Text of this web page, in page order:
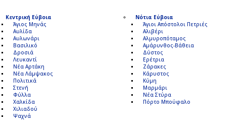
Κεντρική Εύβοια
Άγιος Μηνάς
Αυλίδα
Αυλωνάρι
Βασιλικό
Δροσιά
Λευκαντί
Νέα Αρτάκη
Νέα Λάμψακος
Πολιτικά
Στενή
Φύλλα
Χαλκίδα
Χιλιαδού
Ψαχνά
Νότια Εύβοια
Άγιοι Απόστολοι Πετριές
Αλιβέρι
Αλμυροπόταμος
Αμάρυνθος-Βάθεια
Δύστος
Ερέτρια
Ζάρακες
Κάρυστος
Κύμη
Μαρμάρι
Νέα Στύρα
Πόρτο Μπούφαλο